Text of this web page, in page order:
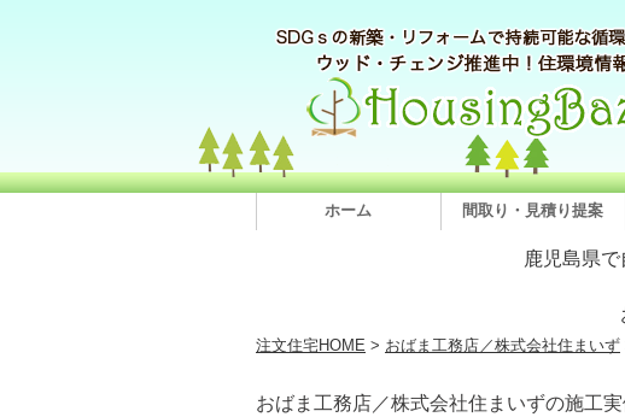
ホーム 間取り・見積り提案
鹿児島県
注文住宅HOME > おばま工務店／株式会社住まいず
おばま工務店／株式会社住まいずの施工